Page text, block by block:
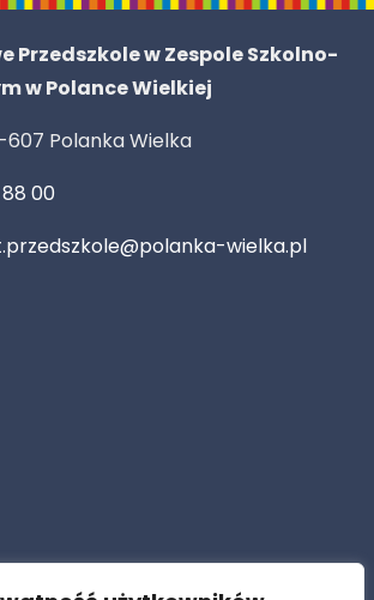
Przedszkole w Zespole Szkolno-
w Polance Wielkiej
607 Polanka Wielka
00
wielka.pl